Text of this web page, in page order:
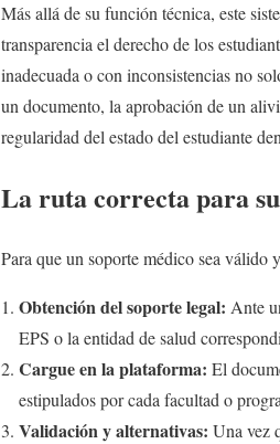
Más allá de su función técnica, este
transparencia el derecho de los
inadecuada o con inconsistencias no
un documento, la aprobación de un
regularidad del estado del estudiante
La ruta correcta para
Para que un soporte médico sea válido
Obtención del soporte legal: Ante
EPS o la entidad de salud
Cargue en la plataforma: El
estipulados por cada facultad o
Validación y alternativas: Una vez